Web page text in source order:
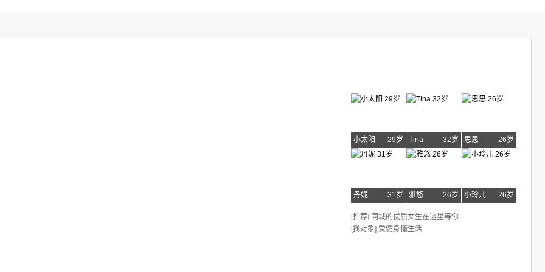
小太阳 29岁 Tina 32岁 思思 26岁
丹妮 31岁 雅悠 26岁 小玲儿 26岁
[推荐] 同城的优质女生在这里等你
[找对象] 爱健身懂生活